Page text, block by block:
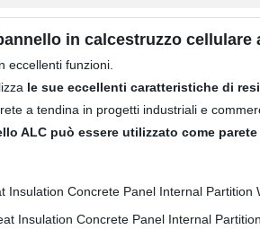
in calcestruzzo
eccellenti funzioni.
le sue eccellenti caratteristiche di
a tendina in progetti industriali e
ALC può essere utilizzato come